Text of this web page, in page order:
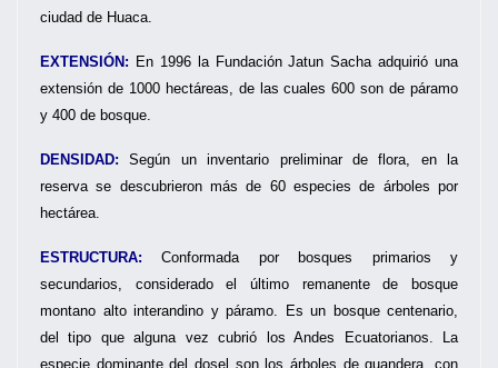
ciudad de Huaca.
EXTENSIÓN: En 1996 la Fundación Jatun Sacha adquirió una
extensión de 1000 hectáreas, de las cuales 600 son de páramo
y 400 de bosque.
DENSIDAD: Según un inventario preliminar de flora, en la
reserva se descubrieron más de 60 especies de árboles por
hectárea.
ESTRUCTURA: Conformada por bosques primarios y
secundarios, considerado el último remanente de bosque
montano alto interandino y páramo. Es un bosque centenario,
del tipo que alguna vez cubrió los Andes Ecuatorianos. La
especie dominante del dosel son los árboles de guandera, con